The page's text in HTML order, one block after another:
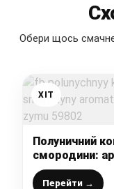
Обери щось
ХІТ
Полуничний
смородини:
напій на зиму
Перейти →